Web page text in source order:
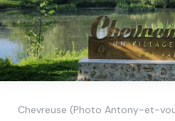
Chevreuse (Photo Antony-et-